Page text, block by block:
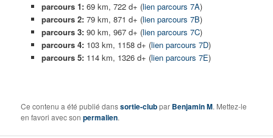
parcours 1:69 km, 722 d+ (lien parcours 7A)
parcours 2:79 km, 871 d+ (lien parcours 7B)
parcours 3:90 km, 967 d+ (lien parcours 7C)
parcours 4:103 km, 1158 d+ (lien parcours 7D)
parcours 5:114 km, 1326 d+ (lien parcours 7E)
Ce contenu a été publié danssortie-clubpar Benjamin M. Mettez-le
en favori avec sonpermalien.